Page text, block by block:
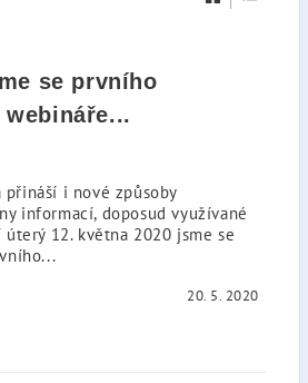
se prvního
přináší i nové způsoby
informací, doposud využívané
úterý 12. května 2020 jsme se
20. 5. 2020